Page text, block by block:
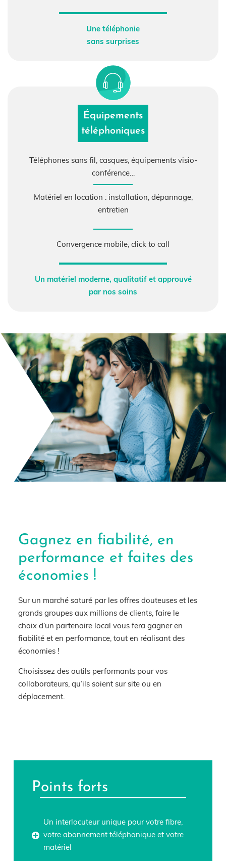
Une téléphonie
sans surprises
Équipements
téléphoniques
Téléphones sans fil, casques, équipements visio-
conférence…
Matériel en location : installation, dépannage,
entretien
Convergence mobile, click to call
Un matériel moderne, qualitatif et approuvé
par nos soins
Gagnez en fiabilité, en
performance et faites des
économies !
Sur un marché saturé par les offres douteuses et les
grands groupes aux millions de clients, faire le
choix d’un partenaire local vous fera gagner en
fiabilitéet en performance, tout en réalisant des
économies!
Choisissez des outils performantspour vos
collaborateurs, qu’ils soientsur site ou en
déplacement.
Points forts
Un interlocuteur unique pour votre fibre,
votre abonnement téléphonique et votre
matériel